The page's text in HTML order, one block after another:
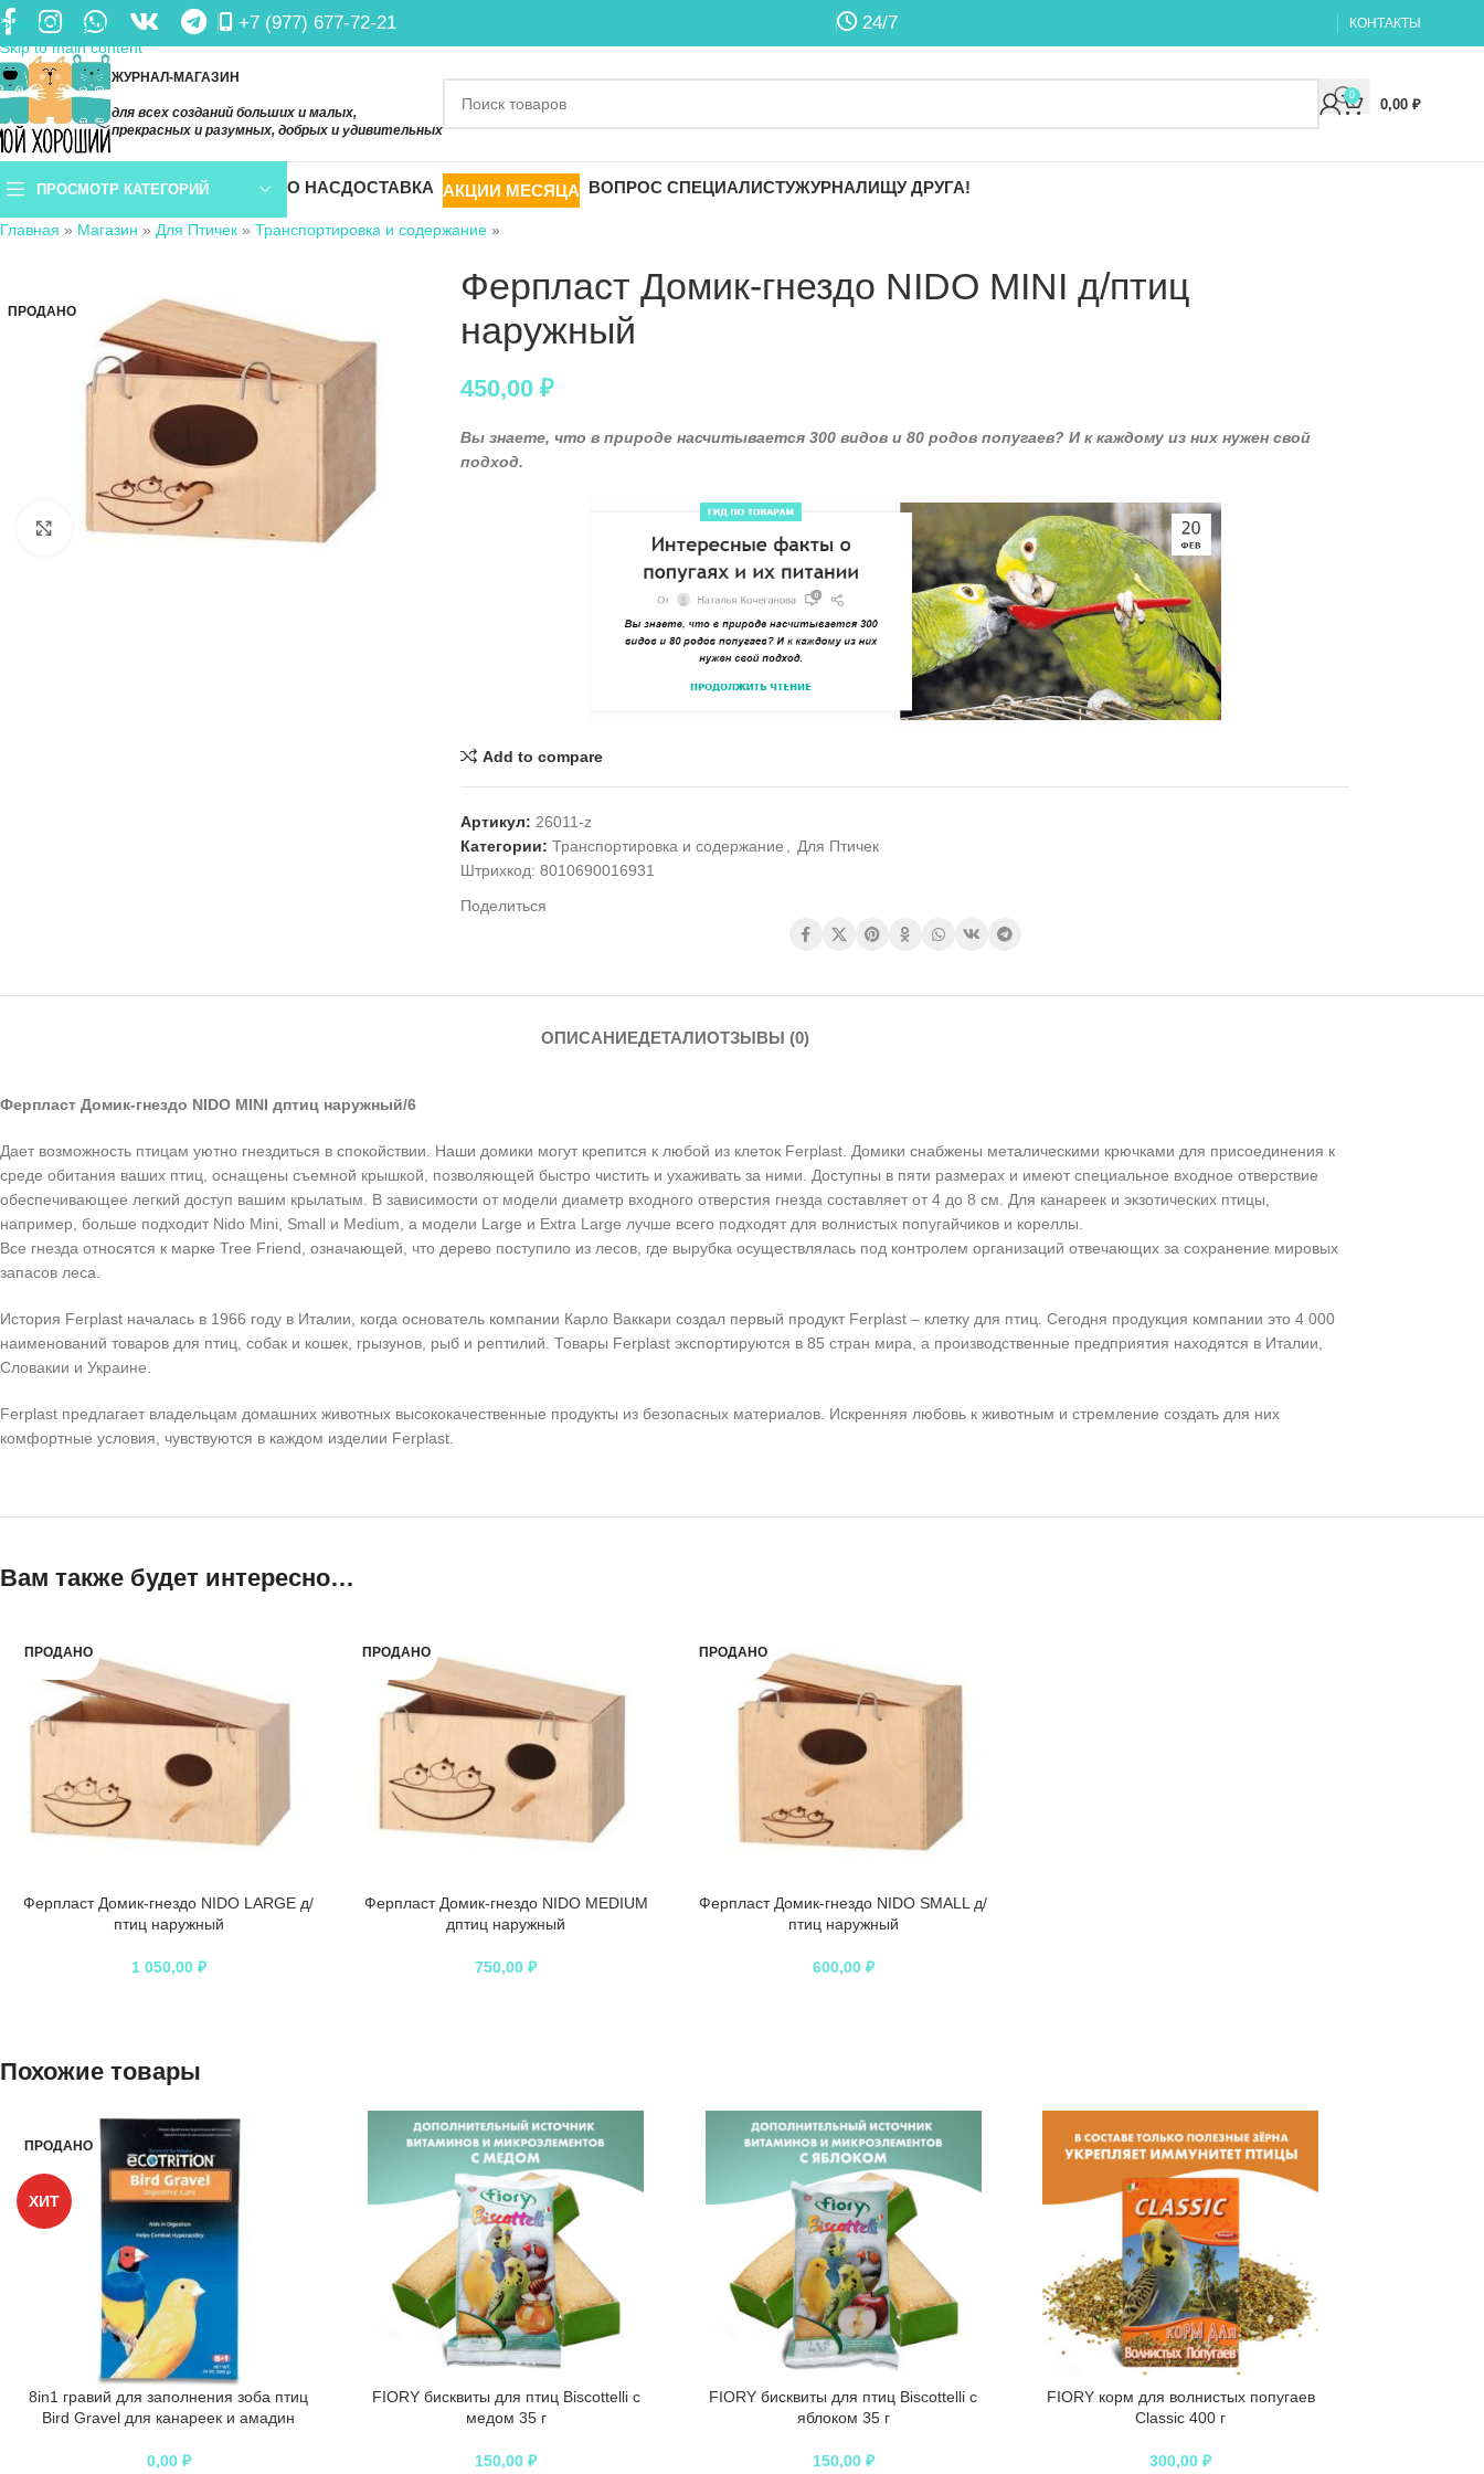
Skip to navigation
Skip to main content
+7 (977) 677-72-21 24/7 КОНТАКТЫ
ЖУРНАЛ-МАГАЗИН
для всех созданий больших и малых,
прекрасных и разумных, добрых и удивительных
0
0,00 ₽
ПРОСМОТР КАТЕГОРИЙ О НАСДОСТАВКА АКЦИИ МЕСЯЦА ВОПРОС СПЕЦИАЛИСТУЖУРНАЛИЩУ ДРУГА!
Главная » Магазин » Для Птичек » Транспортировка и содержание »
ПРОДАНО
Нажмите, чтобы увеличить
Ферпласт Домик-гнездо NIDO MINI д/птиц
наружный
450,00₽
Вы знаете, что в природе насчитывается 300 видов и 80 родов попугаев? И к каждому из них нужен свой
подход.
Add to compare
Артикул:26011-z
Категории: Транспортировка и содержание , Для Птичек
Штрихкод:8010690016931
Поделиться
ОПИСАНИЕДЕТАЛИОТЗЫВЫ (0)
Ферпласт Домик-гнездо NIDO MINI дптиц наружный/6
Дает возможность птицам уютно гнездиться в спокойствии. Наши домики могут крепится к любой из клеток Ferplast. Домики снабжены металическими крючками для присоединения к
среде обитания ваших птиц, оснащены съемной крышкой, позволяющей быстро чистить и ухаживать за ними. Доступны в пяти размерах и имеют специальное входное отверствие
обеспечивающее легкий доступ вашим крылатым. В зависимости от модели диаметр входного отверстия гнезда составляет от 4 до 8 см. Для канареек и экзотических птицы,
например, больше подходит Nido Mini, Small и Medium, а модели Large и Extra Large лучше всего подходят для волнистых попугайчиков и кореллы.
Все гнезда относятся к марке Tree Friend, означающей, что дерево поступило из лесов, где вырубка осуществлялась под контролем организаций отвечающих за сохранение мировых
запасов леса.
История Ferplast началась в 1966 году в Италии, когда основатель компании Карло Ваккари создал первый продукт Ferplast – клетку для птиц. Сегодня продукция компании это 4 000
наименований товаров для птиц, собак и кошек, грызунов, рыб и рептилий. Товары Ferplast экспортируются в 85 стран мира, а производственные предприятия находятся в Италии,
Словакии и Украине.
Ferplast предлагает владельцам домашних животных высококачественные продукты из безопасных материалов. Искренняя любовь к животным и стремление создать для них
комфортные условия, чувствуются в каждом изделии Ferplast.
Вам также будет интересно…
ПРОДАНО
Ферпласт Домик-гнездо NIDO LARGE д/
птиц наружный
1 050,00 ₽
ПРОДАНО
Ферпласт Домик-гнездо NIDO MEDIUM
дптиц наружный
750,00₽
ПРОДАНО
Ферпласт Домик-гнездо NIDO SMALL д/
птиц наружный
600,00 ₽
Похожие товары
ПРОДАНО
ХИТ
8in1 гравий для заполнения зоба птиц
Bird Gravel для канареек и амадин
0,00 ₽
FIORY бисквиты для птиц Biscottelli с
медом 35 г
150,00₽
FIORY бисквиты для птиц Biscottelli с
яблоком 35 г
150,00 ₽
FIORY корм для волнистых попугаев
Classic 400 г
300,00₽